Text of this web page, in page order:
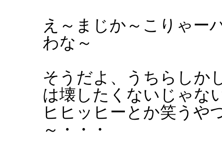
え～まじか～こりゃー
わな～
そうだよ、うちらしか
は壊したくないじゃな
ヒヒッヒーとか笑うや
～・・・